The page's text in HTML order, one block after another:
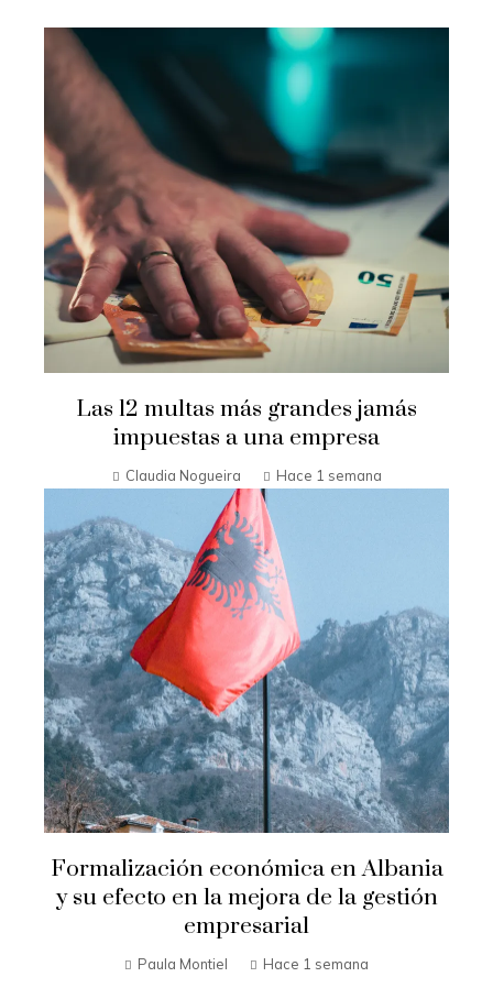
Las 12 multas más grandes jamás
impuestas a una empresa
Claudia Nogueira Hace 1 semana
Formalización económica en Albania
y su efecto en la mejora de la gestión
empresarial
Paula Montiel Hace 1 semana